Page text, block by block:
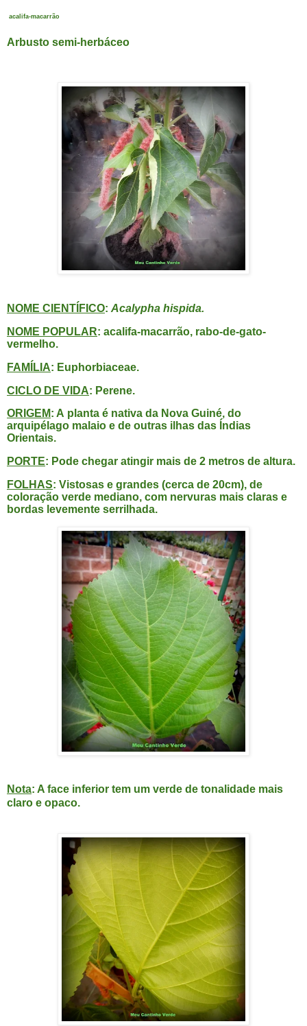
acalifa-macarrão
Arbusto semi-herbáceo
NOME CIENTÍFICO: Acalypha hispida.
NOME POPULAR: acalifa-macarrão, rabo-de-gato-
vermelho.
FAMÍLIA: Euphorbiaceae.
CICLO DE VIDA: Perene.
ORIGEM: A planta é nativa da Nova Guiné, do
arquipélago malaio e de outras ilhas das Índias
Orientais.
PORTE: Pode chegar atingir mais de 2 metros de altura.
FOLHAS: Vistosas e grandes (cerca de 20cm), de
coloração verde mediano, com nervuras mais claras e
bordas levemente serrilhada.
Nota: A face inferior tem um verde de tonalidade mais
claro e opaco.